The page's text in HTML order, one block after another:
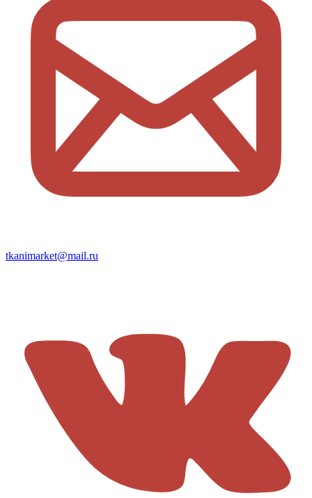
tkanimarket@mail.ru